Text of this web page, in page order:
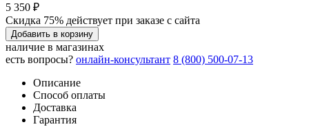
5 350 ₽
Скидка 75% действует при заказе с сайта
Добавить в корзину
наличие в магазинах
есть вопросы? онлайн-консультант 8 (800) 500-07-13
Описание
Способ оплаты
Доставка
Гарантия